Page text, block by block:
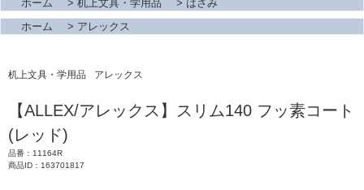
ホーム > 机上文具・学用品 > はさみ
ホーム
> アレックス
机上文具・学用品 アレックス
【ALLEX/アレックス】スリム140 フッ素コート
(レッド)
品番：11164R
商品ID：163701817